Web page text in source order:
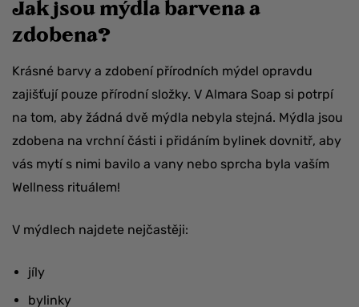
Jak jsou mýdla barvena a
zdobena?
Krásné barvy a zdobení přírodních mýdel opravdu
zajišťují pouze přírodní složky. V Almara Soap si potrpí
na tom, aby žádná dvě mýdla nebyla stejná. Mýdla jsou
zdobena na vrchní části i přidáním bylinek dovnitř, aby
vás mytí s nimi bavilo a vany nebo sprcha byla vaším
Wellness rituálem!
V mýdlech najdete nejčastěji:
jíly
bylinky